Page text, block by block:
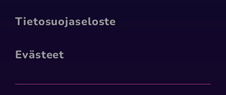
Tietosuojaseloste
Evästeet